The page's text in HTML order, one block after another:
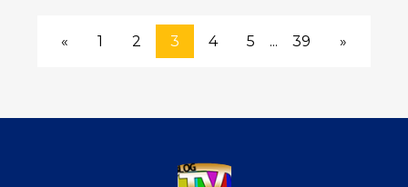
« 1 2 3 4 5 ... 39 »